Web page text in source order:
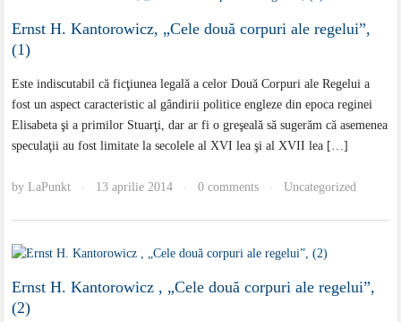
Ernst H. Kantorowicz, „Cele două corpuri ale regelui”,
(1)
Este indiscutabil că ficţiunea legală a celor Două Corpuri ale Regelui a
fost un aspect caracteristic al gândirii politice engleze din epoca reginei
Elisabeta şi a primilor Stuarţi, dar ar fi o greşeală să sugerăm că asemenea
speculaţii au fost limitate la secolele al XVI lea şi al XVII lea […]
byLaPunkt · 13 aprilie 2014 · 0 comments · Uncategorized
Ernst H. Kantorowicz , „Cele două corpuri ale regelui”,
(2)